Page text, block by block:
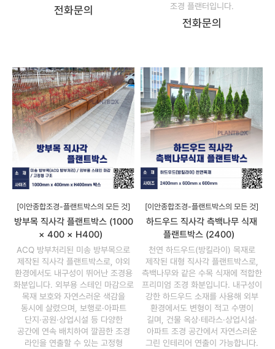
전화문의
조경 플랜터입니다.
전화문의
[이안종합조경-플랜트박스의 모든 것]
방부목 직사각 플랜트박스 (1000
× 400 × H400)
ACQ 방부처리된 미송 방부목으로
제작된 직사각 플랜트박스로, 야외
환경에서도 내구성이 뛰어난 조경용
화분입니다. 외부용 스테인 마감으로
목재 보호와 자연스러운 색감을
동시에 살렸으며, 보행로·아파트
단지·공원·상업시설 등 다양한
공간에 연속 배치하여 깔끔한 조경
라인을 연출할 수 있는 고정형
[이안종합조경-플랜트박스의 모든 것]
하드우드 직사각 측백나무 식재
플랜트박스 (2400)
천연 하드우드(방킬라이) 목재로
제작된 대형 직사각 플랜트박스로,
측백나무와 같은 수목 식재에 적합한
프리미엄 조경 화분입니다. 내구성이
강한 하드우드 소재를 사용해 외부
환경에서도 변형이 적고 수명이
길며, 건물 옥상·테라스·상업시설·
아파트 조경 공간에서 자연스러운
그린 인테리어 연출이 가능합니다.